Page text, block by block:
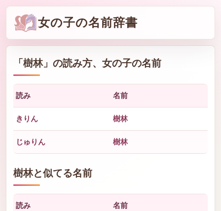
女の子の名前辞書
「樹林」の読み方、女の子の名前
読み 名前
きりん 樹林
じゅりん 樹林
樹林と似てる名前
読み 名前